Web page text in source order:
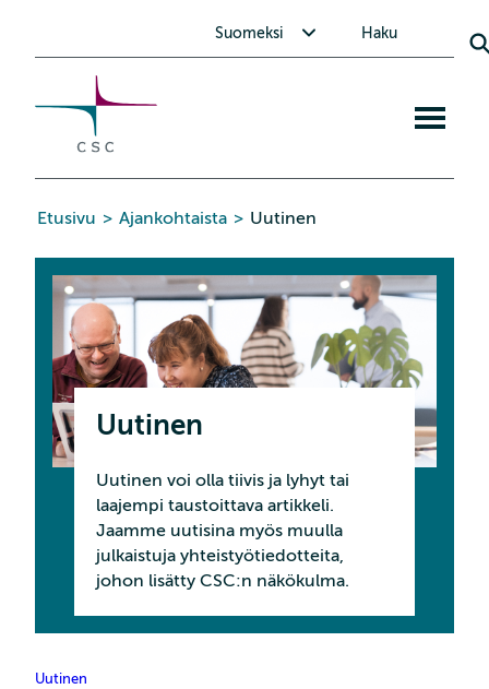
Suomeksi Haku
Etusivu > Ajankohtaista > Uutinen
Uutinen
Uutinen voi olla tiivis ja lyhyt tai
laajempi taustoittava artikkeli.
Jaamme uutisina myös muulla
julkaistuja yhteistyötiedotteita,
johon lisätty CSC:n näkökulma.
Uutinen